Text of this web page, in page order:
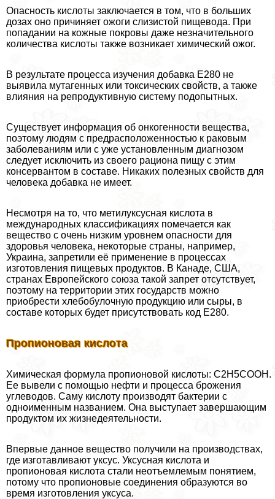
Опасность кислоты заключается в том, что в больших
дозах оно причиняет ожоги слизистой пищевода. При
попадании на кожные покровы даже незначительного
количества кислоты также возникает химический ожог.
В результате процесса изучения добавка Е280 не
выявила мутагенных или токсических свойств, а также
влияния на репродуктивную систему подопытных.
Существует информация об онкогенности вещества,
поэтому людям с предрасположенностью к paковым
заболеваниям или с уже установленным диагнозом
следует исключить из своего рациона пищу с этим
консервантом в составе. Никаких полезных свойств для
человека добавка не имеет.
Несмотря на то, что метилуксусная кислота в
международных классификациях помечается как
вещество с очень низким уровнем опасности для
здоровья человека, некоторые страны, например,
Украина, запретили её применение в процессах
изготовления пищевых продуктов. В Канаде, США,
странах Европейского союза такой запрет отсутствует,
поэтому на территории этих государств можно
приобрести хлебобулочную продукцию или сыры, в
составе которых будет присутствовать код Е280.
Пропионовая кислота
Химическая формула пропионовой кислоты: C2H5COOH.
Ее вывели с помощью нефти и процесса брожения
углеводов. Саму кислоту производят бактерии с
одноименным названием. Она выступает завершающим
продуктом их жизнедеятельности.
Впервые данное вещество получили на производствах,
где изготавливают уксус. Уксусная кислота и
пропионовая кислота стали неотъемлемым понятием,
потому что пропионовые соединения образуются во
время изготовления уксуса.